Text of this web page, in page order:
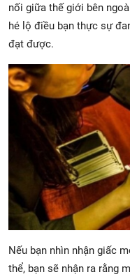
nối giữa thế giới bên
hé lộ điều bạn thực sự
đạt được.
Nếu bạn nhìn nhận giấc
thể, bạn sẽ nhận ra rằng